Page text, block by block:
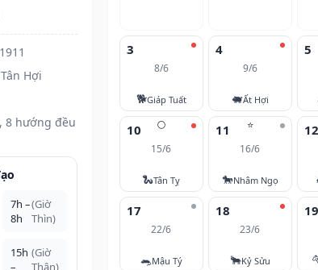
Hợi
8 hướng đều
7h –
8h
(Giờ
Thìn)
15h
–
(Giờ
Thân)
3
8/6
🐕Giáp Tuất
4
9/6
🐖Ất Hợi
5
🌕
10
15/6
🐍Tân Tỵ
⭐
11
16/6
🐎Nhâm Ngọ
12
17
22/6
🐀Mậu Tý
18
23/6
🐂Kỷ Sửu
19